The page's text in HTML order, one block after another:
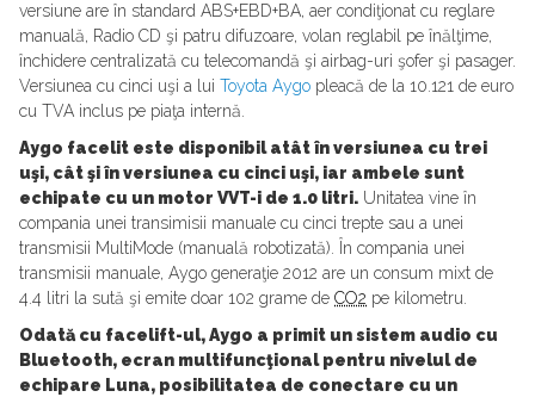
versiune are în standard ABS+EBD+BA, aer condiţionat cu reglare
manuală, Radio CD şi patru difuzoare, volan reglabil pe înălţime,
închidere centralizată cu telecomandă şi airbag-uri şofer şi pasager.
Versiunea cu cinci uşi a lui Toyota Aygo pleacă de la 10.121 de euro
cu TVA inclus pe piaţa internă.
Aygo facelit este disponibil atât în versiunea cu trei
uşi, cât şi în versiunea cu cinci uşi, iar ambele sunt
echipate cu un motor VVT-i de 1.0 litri. Unitatea vine în
compania unei transimisii manuale cu cinci trepte sau a unei
transmisii MultiMode (manuală robotizată). În compania unei
transmisii manuale, Aygo generaţie 2012 are un consum mixt de
4.4 litri la sută şi emite doar 102 grame de CO2 pe kilometru.
Odată cu facelift-ul, Aygo a primit un sistem audio cu
Bluetooth, ecran multifuncţional pentru nivelul de
echipare Luna, posibilitatea de conectare cu un